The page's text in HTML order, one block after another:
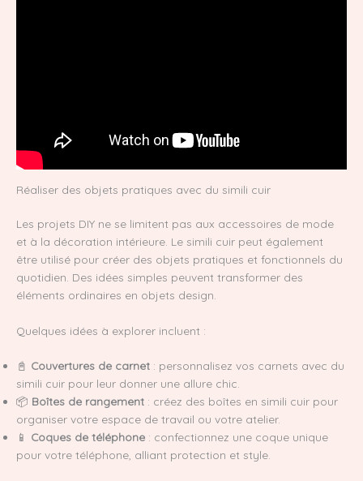
Réaliser des objets pratiques avec du simili cuir
Les projets DIY ne se limitent pas aux accessoires de mode
et à la décoration intérieure. Le simili cuir peut également
être utilisé pour créer des objets pratiques et fonctionnels du
quotidien. Des idées simples peuvent transformer des
éléments ordinaires en objets design.
Quelques idées à explorer incluent :
📓 Couvertures de carnet : personnalisez vos carnets avec du
simili cuir pour leur donner une allure chic.
📦 Boîtes de rangement : créez des boîtes en simili cuir pour
organiser votre espace de travail ou votre atelier.
📱 Coques de téléphone : confectionnez une coque unique
pour votre téléphone, alliant protection et style.